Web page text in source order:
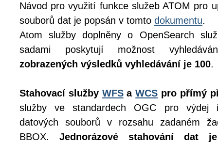
Návod pro využití funkce služeb ATOM pro
souborů dat je popsán v tomto dokumentu.
Atom služby doplněny o OpenSearch
sadami poskytují možnost
zobrazených výsledků vyhledávání je 100.
Stahovací služby WFSaWCS pro přímý
služby ve standardech OGC pro výdej
datových souborů v rozsahu zadaném
BBOX. Jednorázové stahování dat